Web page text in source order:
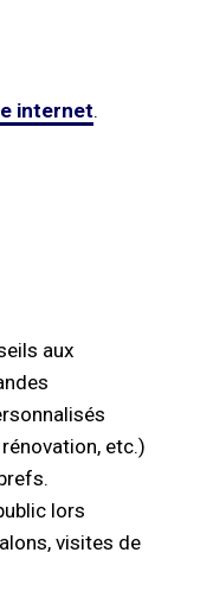
internet.
aux
etc.)
lors
visites de